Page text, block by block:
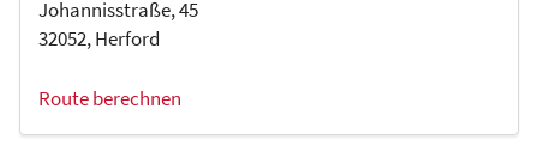
Johannisstraße, 45
32052, Herford
Route berechnen